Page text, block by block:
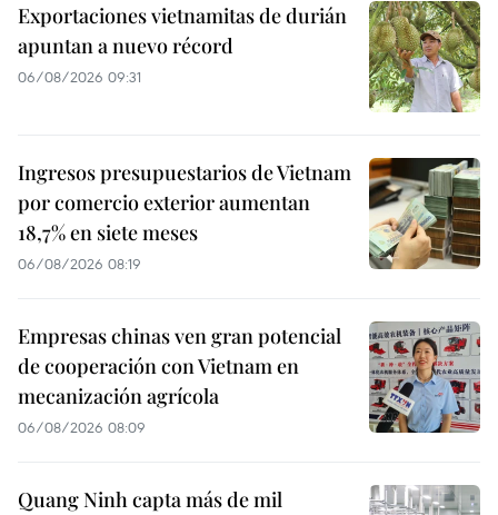
Exportaciones vietnamitas de durián
apuntan a nuevo récord
06/08/2026 09:31
Ingresos presupuestarios de Vietnam
por comercio exterior aumentan
18,7% en siete meses
06/08/2026 08:19
Empresas chinas ven gran potencial
de cooperación con Vietnam en
mecanización agrícola
06/08/2026 08:09
Quang Ninh capta más de mil